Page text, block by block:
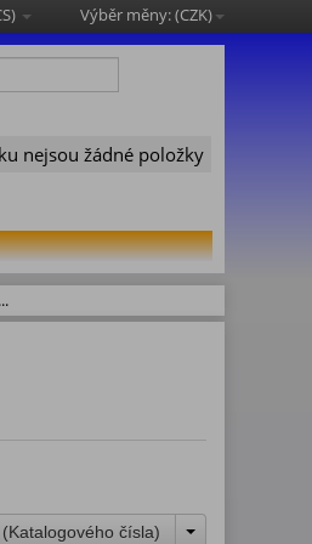
) Výběr měny: (CZK)
nejsou žádné položky
(Katalogového čísla)